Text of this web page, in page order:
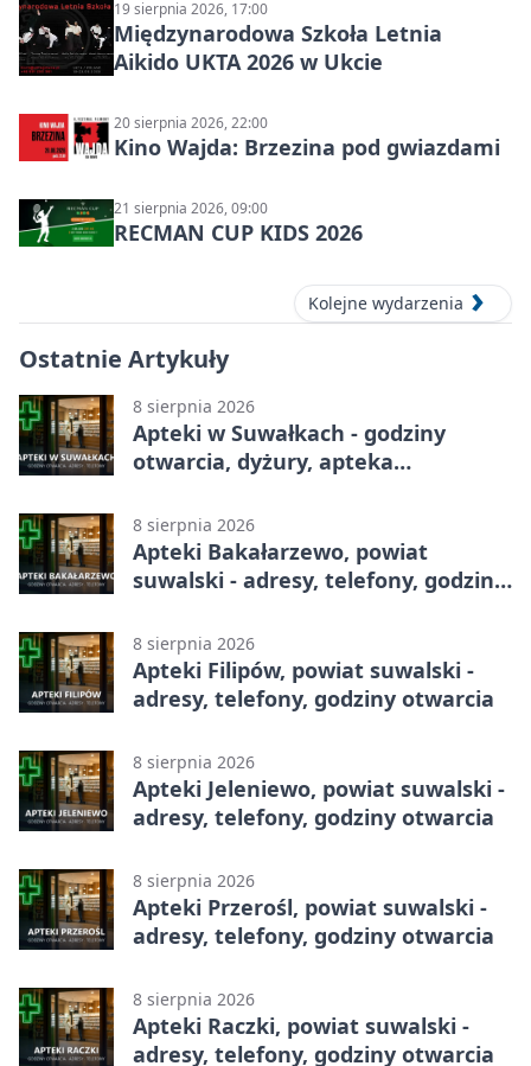
19 sierpnia 2026, 17:00
Międzynarodowa Szkoła Letnia
Aikido UKTA 2026 w Ukcie
20 sierpnia 2026, 22:00
Kino Wajda: Brzezina pod gwiazdami
21 sierpnia 2026, 09:00
RECMAN CUP KIDS 2026
Kolejne wydarzenia
Ostatnie Artykuły
8 sierpnia 2026
Apteki w Suwałkach - godziny
otwarcia, dyżury, apteka
8 sierpnia 2026
Apteki Bakałarzewo, powiat
suwalski - adresy, telefony, godziny
8 sierpnia 2026
Apteki Filipów, powiat suwalski -
adresy, telefony, godziny otwarcia
8 sierpnia 2026
Apteki Jeleniewo, powiat suwalski -
adresy, telefony, godziny otwarcia
8 sierpnia 2026
Apteki Przerośl, powiat suwalski -
adresy, telefony, godziny otwarcia
8 sierpnia 2026
Apteki Raczki, powiat suwalski -
adresy, telefony, godziny otwarcia